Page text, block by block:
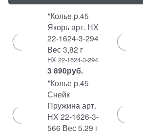
*Колье р.45
Якорь арт. НХ
22-1624-3-294
Вес 3,82 г
НХ 22-1624-3-294
3 890руб.
*Колье р.45
Снейк
Пружина арт.
НХ 22-1626-3-
566 Вес 5,29 г